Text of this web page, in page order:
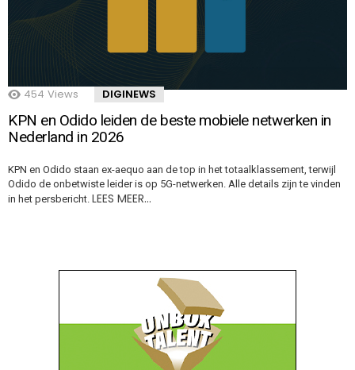
454 Views DIGINEWS
KPN en Odido leiden de beste mobiele netwerken in
Nederland in 2026
KPN en Odido staan ex-aequo aan de top in het totaalklassement, terwijl
Odido de onbetwiste leider is op 5G-netwerken. Alle details zijn te vinden
in het persbericht. LEES MEER…